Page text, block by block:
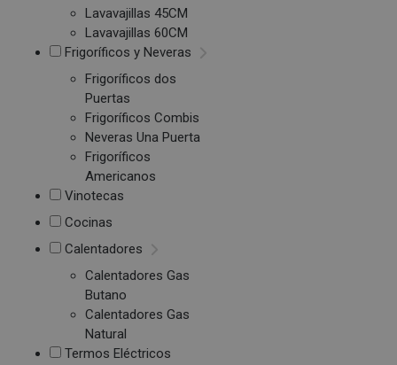
Lavavajillas 45CM
Lavavajillas 60CM
Frigoríficos y Neveras
Frigoríficos dos
Puertas
Frigoríficos Combis
Neveras Una Puerta
Frigoríficos
Americanos
Vinotecas
Cocinas
Calentadores
Calentadores Gas
Butano
Calentadores Gas
Natural
Termos Eléctricos